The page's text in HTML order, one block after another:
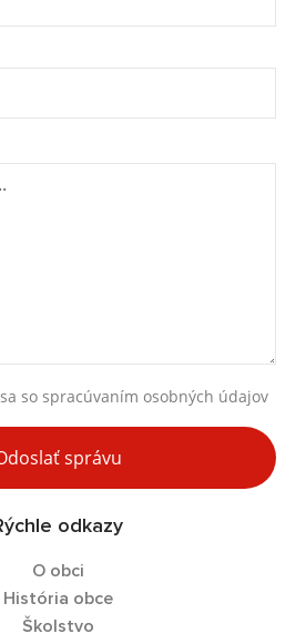
so spracúvaním osobných údajov
správu
odkazy
O obci
História obce
Školstvo